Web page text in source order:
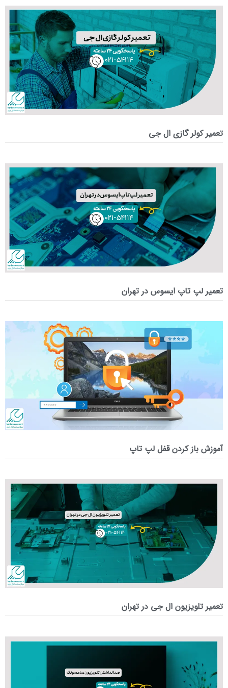
تعمیر کولر گازی ال جی
تعمیر لپ‌ تاپ ایسوس در تهران
آموزش باز کردن قفل لپ تاپ
تعمیر تلویزیون ال جی در تهران